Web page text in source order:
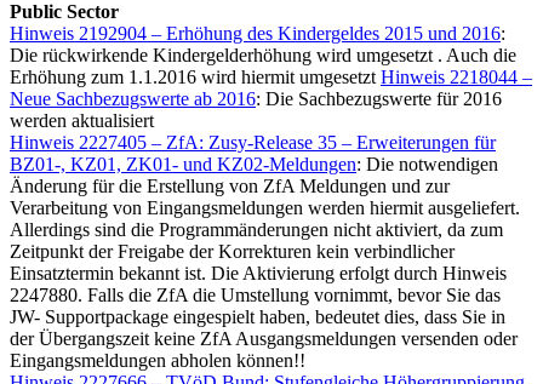
Public Sector
Hinweis 2192904 – Erhöhung des Kindergeldes 2015 und 2016:
Die rückwirkende Kindergelderhöhung wird umgesetzt . Auch die
Erhöhung zum 1.1.2016 wird hiermit umgesetzt Hinweis 2218044 –
Neue Sachbezugswerte ab 2016: Die Sachbezugswerte für 2016
werden aktualisiert
Hinweis 2227405 – ZfA: Zusy-Release 35 – Erweiterungen für
BZ01-, KZ01, ZK01- und KZ02-Meldungen: Die notwendigen
Änderung für die Erstellung von ZfA Meldungen und zur
Verarbeitung von Eingangsmeldungen werden hiermit ausgeliefert.
Allerdings sind die Programmänderungen nicht aktiviert, da zum
Zeitpunkt der Freigabe der Korrekturen kein verbindlicher
Einsatztermin bekannt ist. Die Aktivierung erfolgt durch Hinweis
2247880. Falls die ZfA die Umstellung vornimmt, bevor Sie das
JW- Supportpackage eingespielt haben, bedeutet dies, dass Sie in
der Übergangszeit keine ZfA Ausgangsmeldungen versenden oder
Eingangsmeldungen abholen können!!